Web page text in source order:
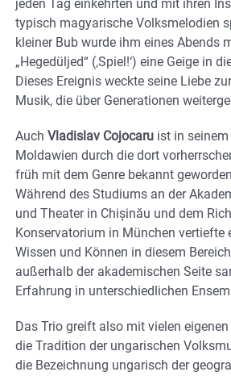
jeden Tag einkehrten und mit ihren
typisch magyarische Volksmelodien
kleiner Bub wurde ihm eines Abends
„Hegedüljed“ (‚Spiel!‘) eine Geige in
Dieses Ereignis weckte seine Liebe
Musik, die über Generationen
Auch Vladislav Cojocaru ist in
Moldawien durch die dort
früh mit dem Genre bekannt
Während des Studiums an der
und Theater in Chișinău und dem
Konservatorium in München vertiefte
Wissen und Können in diesem
außerhalb der akademischen Seite
Erfahrung in unterschiedlichen
Das Trio greift also mit vielen
die Tradition der ungarischen
die Bezeichnung ungarisch der